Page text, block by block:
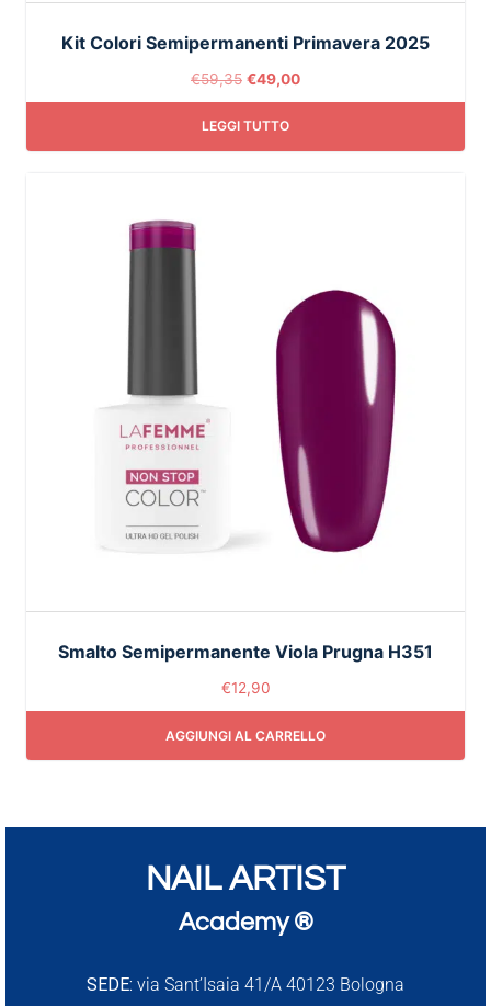
Kit Colori Semipermanenti Primavera 2025
€59,35 €49,00
LEGGI TUTTO
Smalto Semipermanente Viola Prugna H351
€12,90
AGGIUNGI AL CARRELLO
NAIL ARTIST
Academy ®
SEDE: via Sant’Isaia 41/A 40123 Bologna